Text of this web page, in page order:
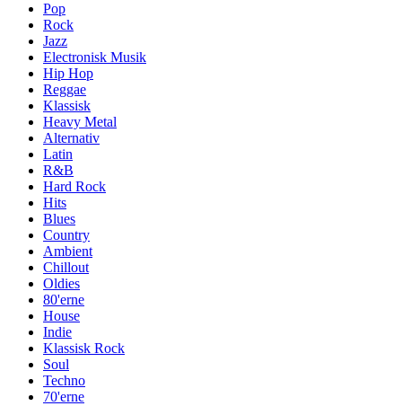
Pop
Rock
Jazz
Electronisk Musik
Hip Hop
Reggae
Klassisk
Heavy Metal
Alternativ
Latin
R&B
Hard Rock
Hits
Blues
Country
Ambient
Chillout
Oldies
80'erne
House
Indie
Klassisk Rock
Soul
Techno
70'erne